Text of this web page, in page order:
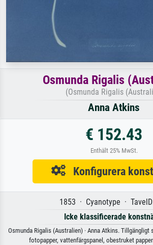
Osmunda Rigalis
(Osmunda Rigalis
Anna Atkins
€ 152.43
Enthält 25% MwSt.
Konfigurera
1853 · Cyanotype ·
Icke klassificerade
Osmunda Rigalis (Australien) · Anna Atkins.
fotopapper, vattenfärgspanel, obestruket